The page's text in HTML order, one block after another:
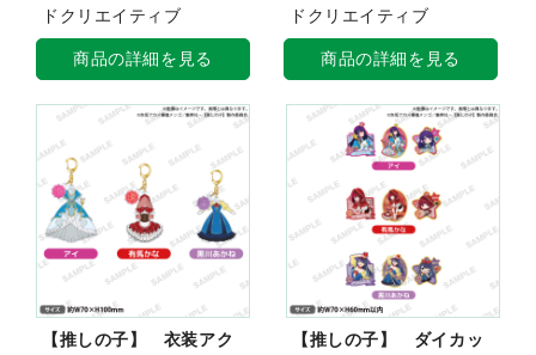
ドクリエイティブ
商品の詳細を見る
ドクリエイティブ
商品の詳細を見る
【推しの子】 衣装アク
【推しの子】 ダイカッ